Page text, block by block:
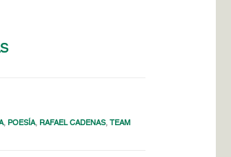
, POESÍA, RAFAEL CADENAS,
TEAM